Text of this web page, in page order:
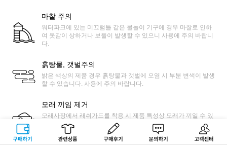
구매하기 관련상품 상품후기 문의하기 고객센터
마찰 주의
워터파크에 있는 미끄럼틀 같은 물놀이 기구에 경우 마찰로 인하
여 옷감이 상하거나 보풀이 발생할 수 있으니 사용에 주의 바랍니
다.
흙탕물, 갯벌주의
밝은 색상의 제품 경우 흙탕물과 갯벌에 오염 시 부분 변색이 발생
할 수 있습니다. 사용에 주의 바랍니다.
모래 끼임 제거
모래사장에서 래쉬가드를 착용 시 제품 특성상 모래가 끼일 수 있
습니다. 제품을 늘린 상태에서 얇은 솔 등으로 쓸어 모래를 쉽게
제거가 가능합니다.